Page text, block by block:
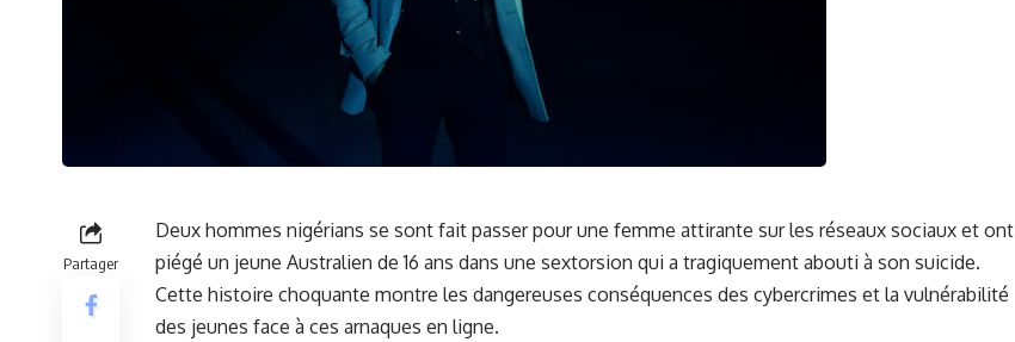
Partager
Deux hommes nigérians se sont fait passer​ pour une femme attirante sur les réseaux sociaux et⁤ ont
piégé un⁣ jeune Australien de 16 ans dans une ⁣sextorsion qui a tragiquement⁢ abouti à son‌ suicide.
Cette histoire choquante montre les dangereuses conséquences des cybercrimes⁤ et la vulnérabilité
des jeunes face à ces ⁤arnaques ‌en ligne.